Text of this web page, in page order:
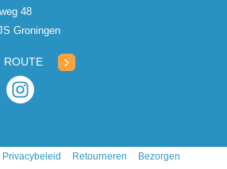
48
Groningen
ROUTE
Privacybeleid Retourneren Bezorgen